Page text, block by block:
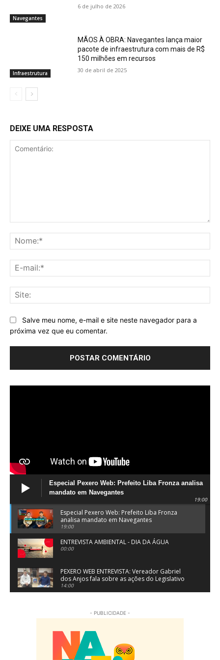
Navegantes
6 de julho de 2026
Infraestrutura
MÃOS À OBRA: Navegantes lança maior
pacote de infraestrutura com mais de R$
150 milhões em recursos
30 de abril de 2025
DEIXE UMA RESPOSTA
Salve meu nome, e-mail e site neste navegador para a
próxima vez que eu comentar.
Especial Pexero Web: Prefeito Liba Fronza analisa
mandato em Navegantes
19:00
Especial Pexero Web: Prefeito Liba Fronza
analisa mandato em Navegantes
19:00
ENTREVISTA AMBIENTAL - DIA DA ÁGUA
00:00
PEXERO WEB ENTREVISTA: Vereador Gabriel
dos Anjos fala sobre as ações do Legislativo
de Navegantes
14:00
Dr. Virlei Primo Jr da LV Clínica Médica da
Família fala sobre especialidade medicina da
família
05:47
- PUBLICIDADE -